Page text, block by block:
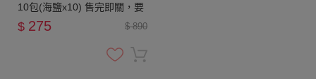
10包(海鹽x10) 售完即關，要
買要快
$ 890
$ 275